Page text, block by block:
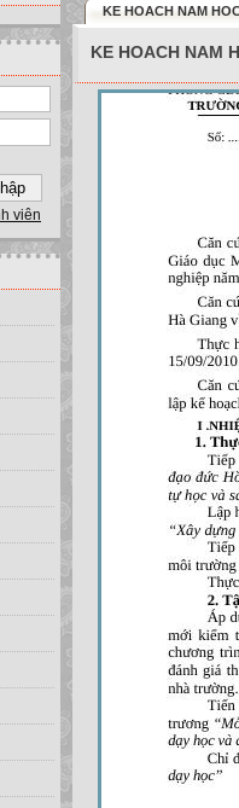
viên
KE HOACH NAM
KE HOACH NAM